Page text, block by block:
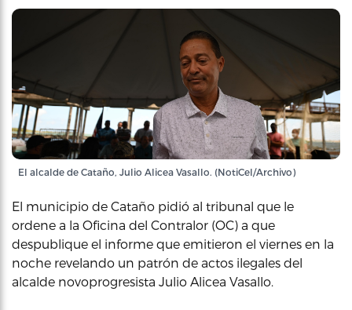
El alcalde de Cataño, Julio Alicea Vasallo. (NotiCel/Archivo)
El municipio de Cataño pidió al tribunal que le
ordene a la Oficina del Contralor (OC) a que
despublique el informe que emitieron el viernes en la
noche revelando un patrón de actos ilegales del
alcalde novoprogresista Julio Alicea Vasallo.